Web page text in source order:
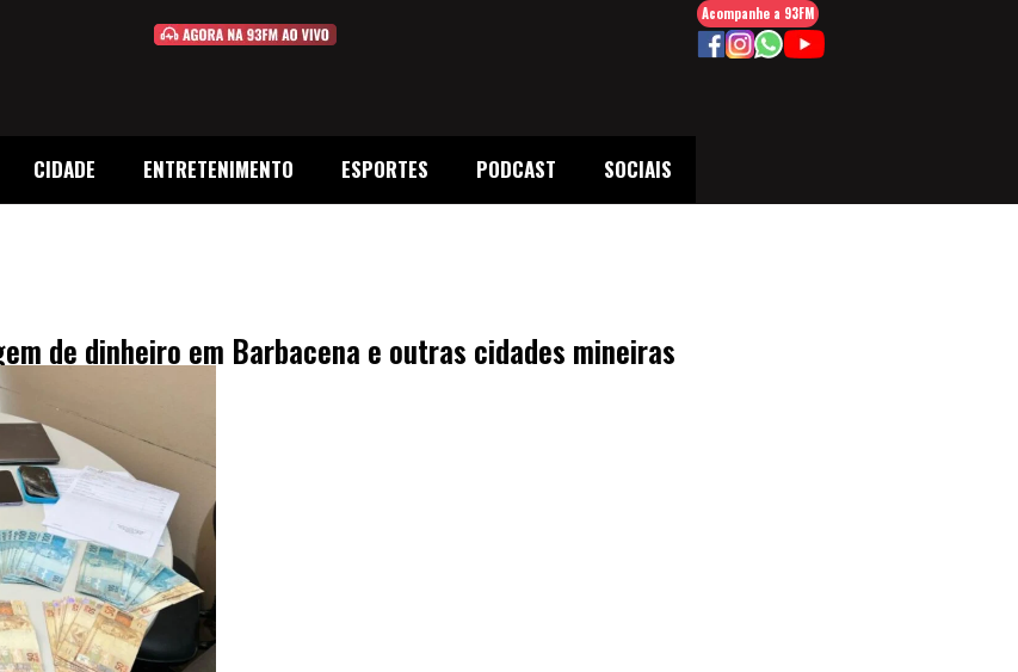
CIDADE ENTRETENIMENTO ESPORTES PODCAST SOCIAIS
Acompanhe a 93FM
de dinheiro em Barbacena e outras cidades mineiras